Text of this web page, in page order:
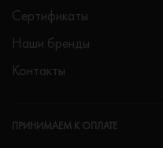
Сертификаты
Наши бренды
Контакты
ПРИНИМАЕМ К ОПЛАТЕ